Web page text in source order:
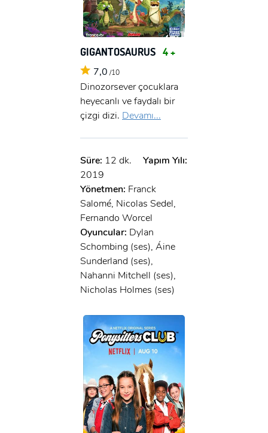
GIGANTOSAURUS 4 +
7,0 /10
Dinozorsever çocuklara
heyecanlı ve faydalı bir
çizgi dizi. Devamı...
Süre: 12 dk.
Yapım Yılı:
2019
Yönetmen: Franck
Salomé, Nicolas Sedel,
Fernando Worcel
Oyuncular: Dylan
Schombing (ses), Áine
Sunderland (ses),
Nahanni Mitchell (ses),
Nicholas Holmes (ses)